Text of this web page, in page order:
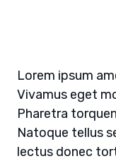
Lorem ipsum
Vivamus eget
Pharetra
Natoque tellus
lectus donec